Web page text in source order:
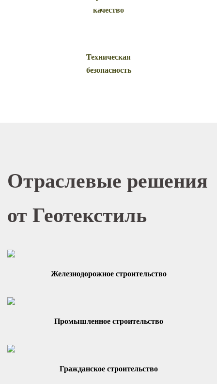
качество
Техническая
безопасность
Отраслевые решения
от Геотекстиль
Железнодорожное строительство
Промышленное строительство
Гражданское строительство